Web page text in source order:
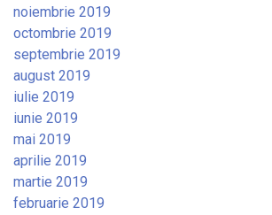
noiembrie 2019
octombrie 2019
septembrie 2019
august 2019
iulie 2019
iunie 2019
mai 2019
aprilie 2019
martie 2019
februarie 2019